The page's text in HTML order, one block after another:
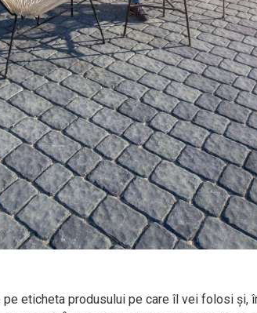
eticheta produsului pe care îl vei folosi și,